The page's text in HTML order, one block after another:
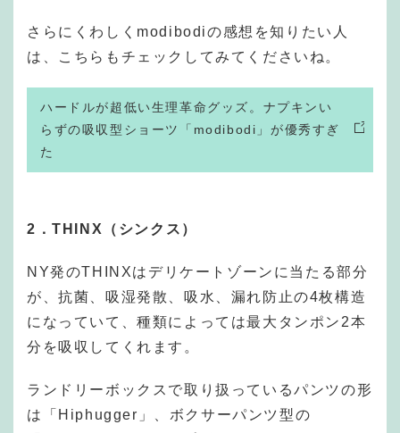
さらにくわしくmodibodiの感想を知りたい人
は、こちらもチェックしてみてくださいね。
ハードルが超低い生理革命グッズ。ナプキンい
らずの吸収型ショーツ「modibodi」が優秀すぎ
た
2．THINX（シンクス）
NY発のTHINXはデリケートゾーンに当たる部分
が、抗菌、吸湿発散、吸水、漏れ防止の4枚構造
になっていて、種類によっては最大タンポン2本
分を吸収してくれます。
ランドリーボックスで取り扱っているパンツの形
は「Hiphugger」、ボクサーパンツ型の